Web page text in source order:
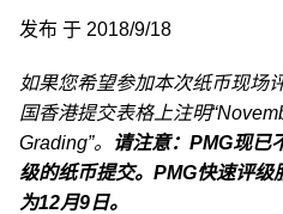
发布 于 2018/9/18
如果您希望参加本次纸币现场
国香港提交表格上注明
Grading”。
请注意：PMG现已
级的纸币提交。PMG快速评级
为12月9日。